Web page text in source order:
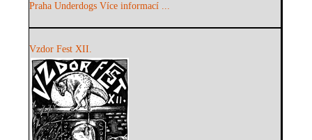
Praha Underdogs Více informací ...
Vzdor Fest XII.